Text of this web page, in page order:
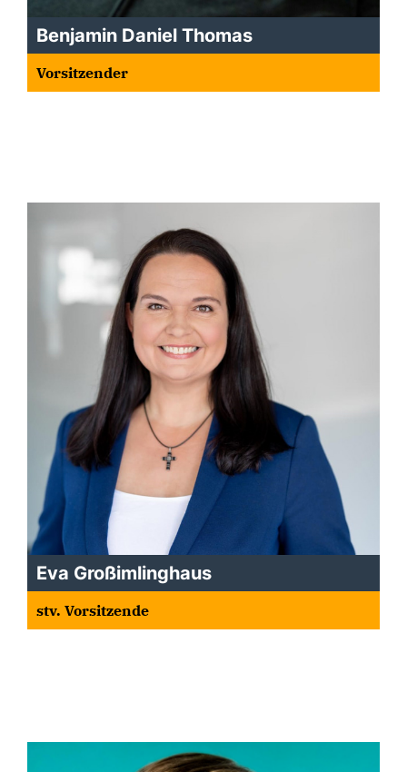
Benjamin Daniel Thomas
Vorsitzender
Eva Großimlinghaus
stv. Vorsitzende